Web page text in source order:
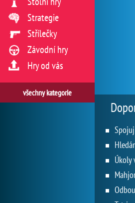
Strategie
Střílečky
Závodní hry
Hry od vás
všechny kategorie
Úkoly